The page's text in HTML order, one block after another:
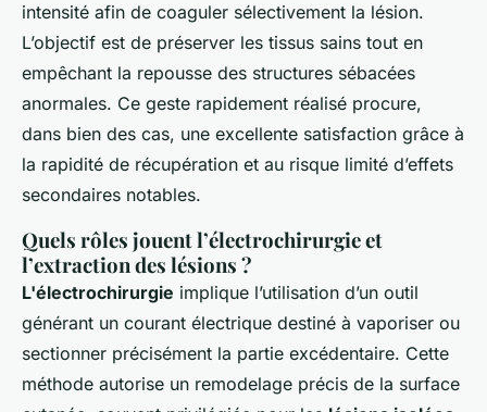
intensité afin de coaguler sélectivement la lésion.
L’objectif est de préserver les tissus sains tout en
empêchant la repousse des structures sébacées
anormales. Ce geste rapidement réalisé procure,
dans bien des cas, une excellente satisfaction grâce à
la rapidité de récupération et au risque limité d’effets
secondaires notables.
Quels rôles jouent l’électrochirurgie et
l’extraction des lésions ?
L'électrochirurgie implique l’utilisation d’un outil
générant un courant électrique destiné à vaporiser ou
sectionner précisément la partie excédentaire. Cette
méthode autorise un remodelage précis de la surface